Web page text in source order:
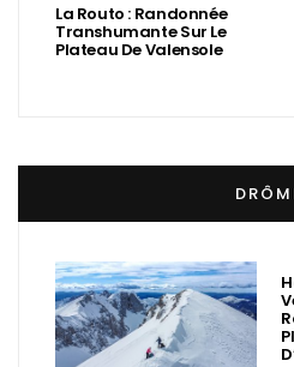
La Routo : Randonnée
Transhumante Sur Le
Plateau De Valensole